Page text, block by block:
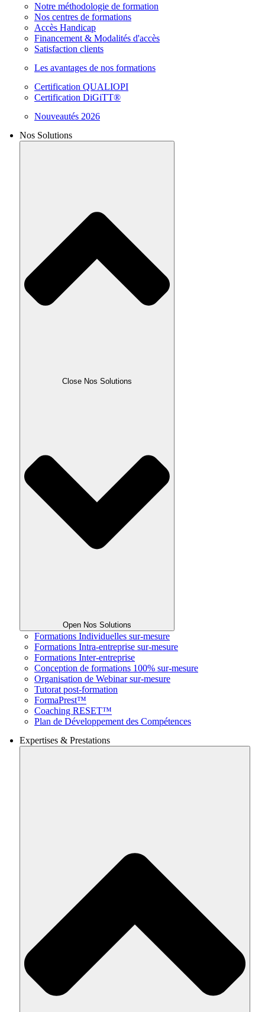
Notre méthodologie de formation
Nos centres de formations
Accès Handicap
Financement & Modalités d'accès
Satisfaction clients
Les avantages de nos formations
Certification QUALIOPI
Certification DiGiTT®
Nouveautés 2026
Nos Solutions
Close Nos Solutions
Open Nos Solutions
Formations Individuelles sur-mesure
Formations Intra-entreprise sur-mesure
Formations Inter-entreprise
Conception de formations 100% sur-mesure
Organisation de Webinar sur-mesure
Tutorat post-formation
FormaPrest™
Coaching RESET™
Plan de Développement des Compétences
Expertises & Prestations